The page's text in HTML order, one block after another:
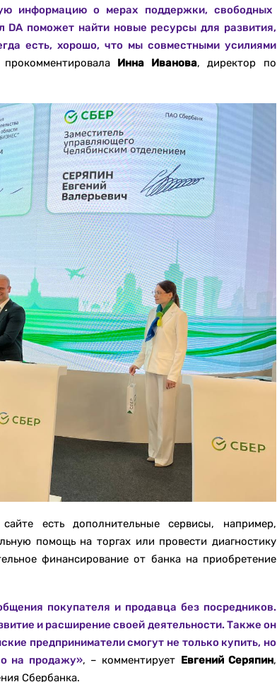
информацию о мерах поддержки, свободных
DA поможет найти новые ресурсы для развития,
есть, хорошо, что мы совместными усилиями
Инна Иванова, директор по
есть дополнительные сервисы, например,
помощь на торгах или провести диагностику
финансирование от банка на приобретение
покупателя и продавца без посредников.
и расширение своей деятельности. Также он
предприниматели смогут не только купить, но
на продажу», – комментирует Евгений Серяпин,
Сбербанка.